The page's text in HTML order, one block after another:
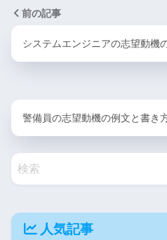
前の記事
システムエンジニアの志望動機
警備員の志望動機の例文と書き
人気記事